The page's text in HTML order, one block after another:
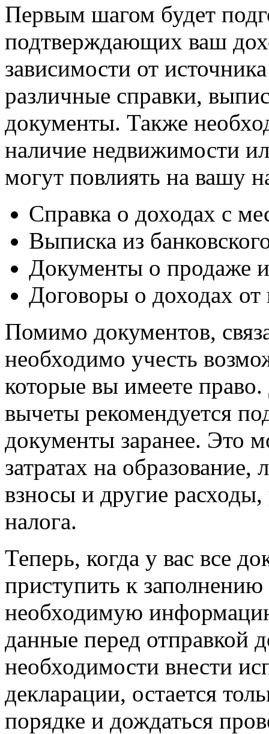
Первым шагом будет
подтверждающих ваш
зависимости от
различные справки,
документы. Также
наличие недвижимости
могут повлиять на вашу
Справка о доходах с
Выписка из
Документы о продаже
Договоры о доходах от
Помимо документов,
необходимо учесть
которые вы имеете
вычеты рекомендуется
документы заранее. Это
затратах на образование,
взносы и другие
налога.
Теперь, когда у вас все
приступить к
необходимую
данные перед отправкой
необходимости внести
декларации, остается
порядке и дождаться